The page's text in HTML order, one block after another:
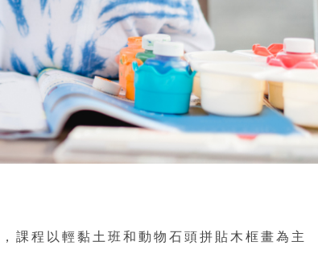
課程以輕黏土班和動物石頭拼貼木框畫為主